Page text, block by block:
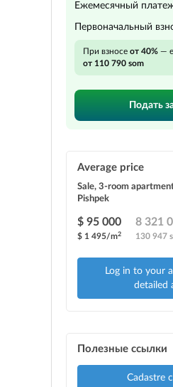
Ежемесячный
Первоначальный
При взносе от 40% —
от 110 790 som
Подать
Average price
Sale, 3-room
Pishpek
$ 95 000
$ 1 495/m2
8 321
130 947
Log in to your
detailed
Полезные ссылки
Cadastre